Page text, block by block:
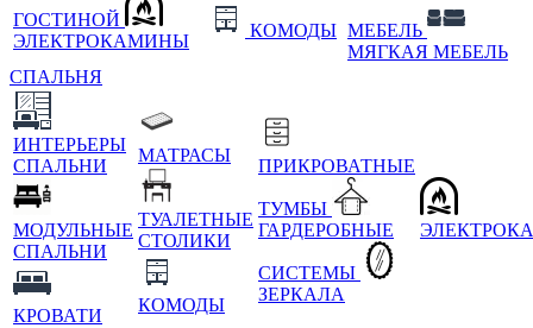
ГОСТИНОЙ
ЭЛЕКТРОКАМИНЫ
КОМОДЫ МЕБЕЛЬ
МЯГКАЯ МЕБЕЛЬ
СПАЛЬНЯ
ИНТЕРЬЕРЫ
СПАЛЬНИ
МОДУЛЬНЫЕ
СПАЛЬНИ
КРОВАТИ
МАТРАСЫ
ТУАЛЕТНЫЕ
СТОЛИКИ
КОМОДЫ
ПРИКРОВАТНЫЕ
ТУМБЫ
ГАРДЕРОБНЫЕ
СИСТЕМЫ
ЗЕРКАЛА